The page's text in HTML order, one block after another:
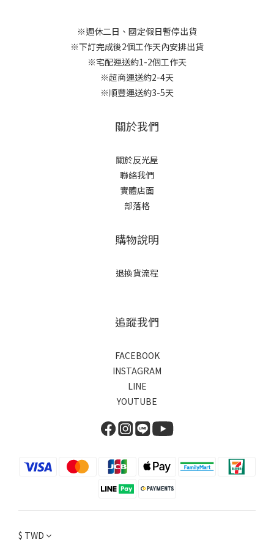
※週休二日、國定假日暫停出貨
※下訂完成後2個工作天內安排出貨
※宅配運送約1-2個工作天
※超商運送約2-4天
※順豐運送約3-5天
關於我們
關於反光屋
聯絡我們
實體店面
部落格
購物說明
退換貨流程
追蹤我們
FACEBOOK
INSTAGRAM
LINE
YOUTUBE
$ TWD